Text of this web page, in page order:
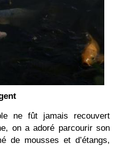
ne fût jamais recouvert
on a adoré parcourir son
de mousses et d’étangs,